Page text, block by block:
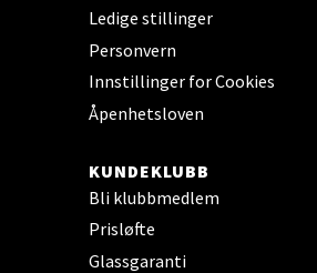
Ledige stillinger
Personvern
Innstillinger for Cookies
Åpenhetsloven
KUNDEKLUBB
Bli klubbmedlem
Prisløfte
Glassgaranti